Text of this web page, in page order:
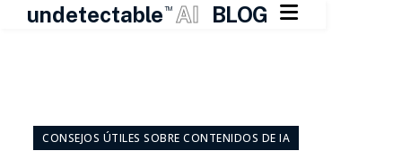
undetectable TM AI BLOG 
contenidoCONSEJOS ÚTILES SOBRE CONTENIDOS DE IA